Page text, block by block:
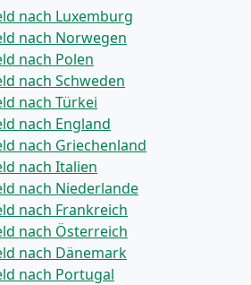
nach Luxemburg
nach Norwegen
nach Polen
nach Schweden
nach Türkei
nach England
nach Griechenland
nach Italien
nach Niederlande
nach Frankreich
nach Österreich
nach Dänemark
nach Portugal